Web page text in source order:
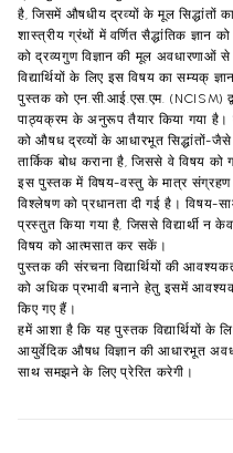
है, जिसमें औषधीय द्रव्यों के मूल सिद्धांतों
शास्त्रीय ग्रंथों में वर्णित सैद्धांतिक ज्ञान
को द्रव्यगुण विज्ञान की मूल अवधारणाओं से
विद्यार्थियों के लिए इस विषय का सम्यक्
पुस्तक को एन.सी.आई.एस.एम. (NCISM)
पाठ्यक्रम के अनुरूप तैयार किया गया है।
को औषध द्रव्यों के आधारभूत सिद्धांतों-जैसे
तार्किक बोध कराना है, जिससे वे विषय
इस पुस्तक में विषय-वस्तु के मात्र संग्रहण
विश्लेषण को प्रधानता दी गई है। विषय-
प्रस्तुत किया गया है, जिससे विद्यार्थी न
विषय को आत्मसात कर सकें।
पुस्तक की संरचना विद्यार्थियों की
को अधिक प्रभावी बनाने हेतु इसमें आवश्यक
किए गए हैं।
हमें आशा है कि यह पुस्तक विद्यार्थियों के
आयुर्वेदिक औषध विज्ञान की आधारभूत
साथ समझने के लिए प्रेरित करेगी।